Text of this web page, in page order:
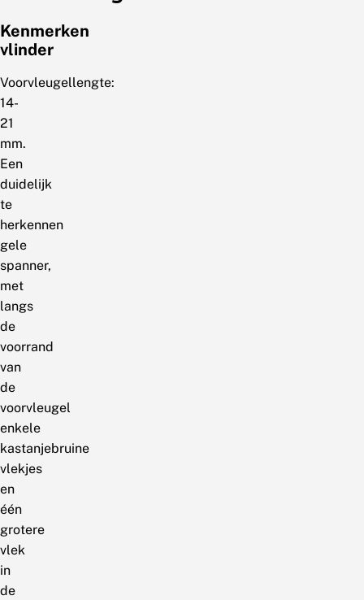
Kenmerken
vlinder
Voorvleugellengte:
14-
21
mm.
Een
duidelijk
te
herkennen
gele
spanner,
met
langs
de
voorrand
van
de
voorvleugel
enkele
kastanjebruine
vlekjes
en
één
grotere
vlek
in
de